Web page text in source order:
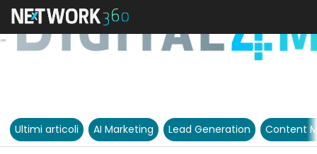
Ultimi articoli AI Marketing Lead Generation Content